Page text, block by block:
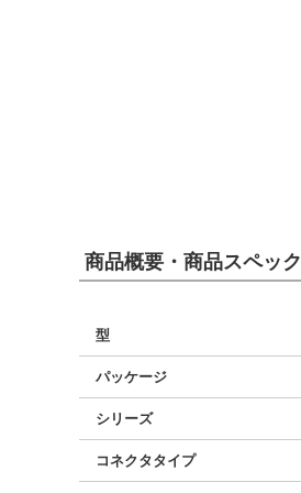
商品概要・商品スペック
型
パッケージ
シリーズ
コネクタタイプ